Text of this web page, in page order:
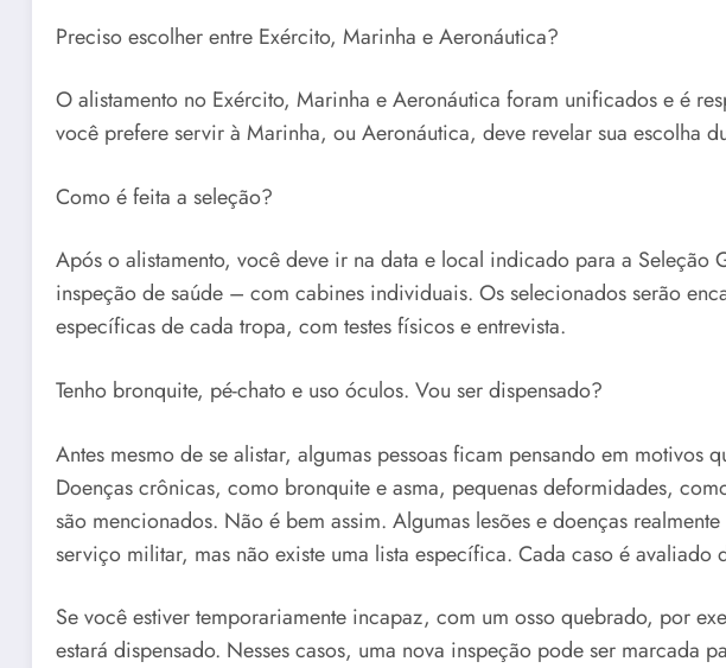
Preciso escolher entre Exército, Marinha e Aeronáutica?
O alistamento no Exército, Marinha e Aeronáutica foram unificados e é
você prefere servir à Marinha, ou Aeronáutica, deve revelar sua escolha
Como é feita a seleção?
Após o alistamento, você deve ir na data e local indicado para a Seleção
inspeção de saúde – com cabines individuais. Os selecionados serão
específicas de cada tropa, com testes físicos e entrevista.
Tenho bronquite, pé-chato e uso óculos. Vou ser dispensado?
Antes mesmo de se alistar, algumas pessoas ficam pensando em motivos
Doenças crônicas, como bronquite e asma, pequenas deformidades,
são mencionados. Não é bem assim. Algumas lesões e doenças
serviço militar, mas não existe uma lista específica. Cada caso é avaliado
Se você estiver temporariamente incapaz, com um osso quebrado, por
estará dispensado. Nesses casos, uma nova inspeção pode ser marcada